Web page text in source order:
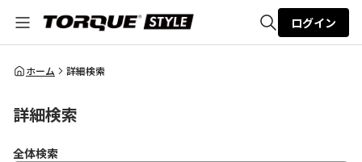
全体検索
ログイン
ホーム 詳細検索
詳細検索
全体検索